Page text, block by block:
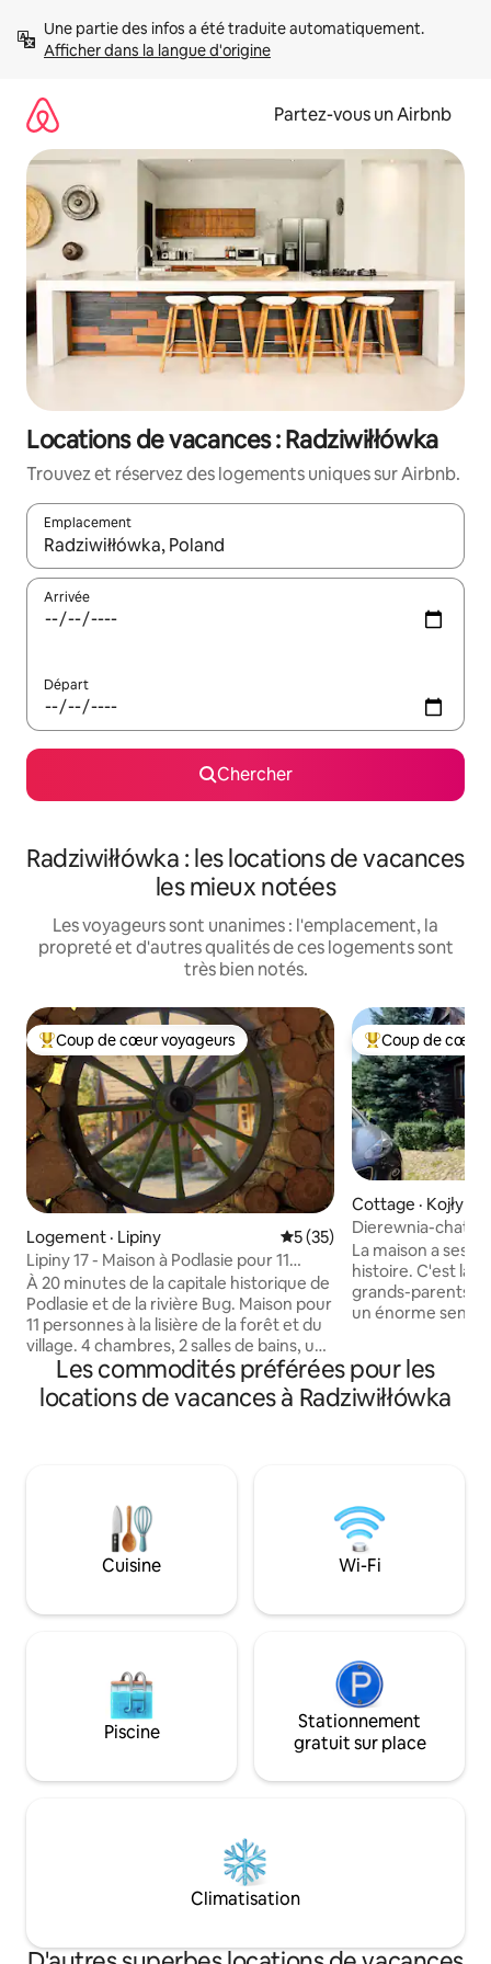
directement
Afficher dans la langue d'origine
Partez-vous un Airbnb
Locations de vacances : Radziwiłłówka
Trouvez et réservez des logements uniques sur Airbnb.
Emplacement
Quand les résultats sont affichés, parcourez-les en utilisant
Arrivée
Départ
Chercher
Radziwiłłówka : les locations de vacances
les mieux notées
Les voyageurs sont unanimes : l'emplacement, la
propreté et d'autres qualités de ces logements sont
très bien notés.
Coup de cœur voyageurs parmi les plus aimés
Coup de cœur voyageurs
Logement · Lipiny Note moyenne de 5 sur 5,
5 (35)
Lipiny 17 - Maison à Podlasie pour 11
personnes
À 20 minutes de la capitale historique de
Podlasie et de la rivière Bug. Maison pour
11 personnes à la lisière de la forêt et du
village. 4 chambres, 2 salles de bains, un
grand salon, une salle à manger et une
cuisine bien équipée. C'est un endroit
idéal pour ceux qui ont soif de repos
barbecue. À proximité des principales
attractions du sud de Podlasie : Ziołowy
Zakątek, Mielnik, Grabarka et des
opportunités uniques pour ceux qui
Coup de cœur
Coup de cœur
Cottage · Kojły
Dierewnia-chata
La maison a ses
histoire. C'est là
grands-parents
un énorme
voyageurs qui
entendons
différent. Vous
raviolis, des
comprendre
l'hospitalité de
Les commodités préférées pour les
locations de vacances à Radziwiłłówka
Cuisine Wi-Fi
Piscine
Stationnement
gratuit sur place
Climatisation